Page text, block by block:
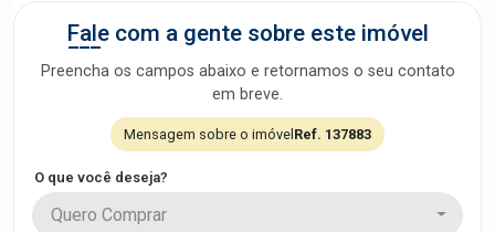
Fale com a gente sobre este imóvel
Preencha os campos abaixo e retornamos o seu contato
em breve.
Mensagem sobre o imóvelRef. 137883
O que você deseja?
Quero Comprar